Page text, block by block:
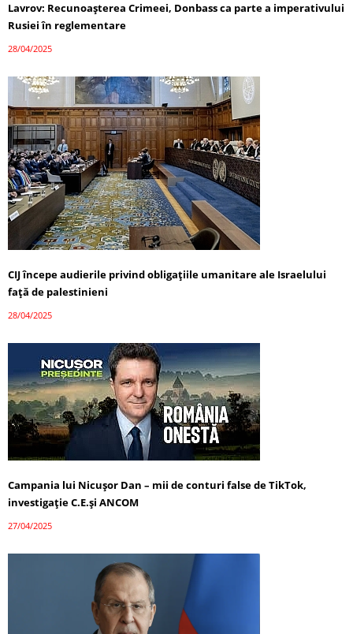
Lavrov: Recunoașterea Crimeei, Donbass ca parte a imperativului
Rusiei în reglementare
28/04/2025
CIJ începe audierile privind obligațiile umanitare ale Israelului
față de palestinieni
28/04/2025
Campania lui Nicușor Dan – mii de conturi false de TikTok,
investigație C.E.și ANCOM
27/04/2025